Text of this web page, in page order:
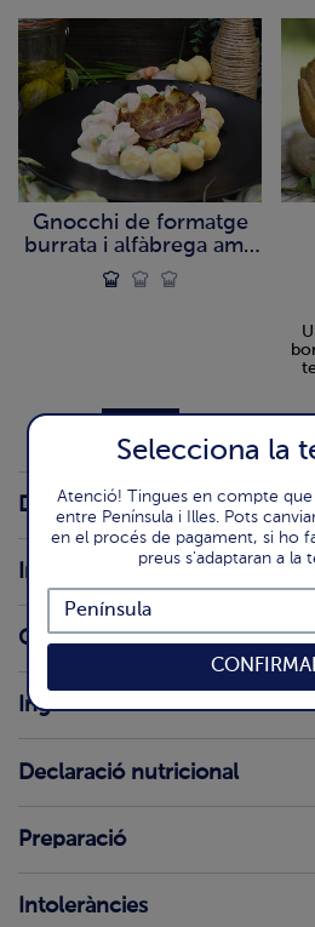
Gnocchi de formatge
burrata i alfàbrega amb
carxofes i gambons
Detall del producte
Informació per al consumidor
Conservació domèstica
Ingredients
Declaració nutricional
Preparació
Intoleràncies
Selecciona la
Atenció! Tingues en compte que
entre Península i Illes. Pots
en el procés de pagament, si ho
preus s'adaptaran a la